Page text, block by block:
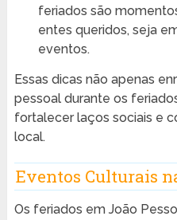
feriados são
entes queridos, seja
eventos.
Essas dicas não apenas
pessoal durante os
fortalecer laços sociais e
local.
Eventos Culturais
Os feriados em João